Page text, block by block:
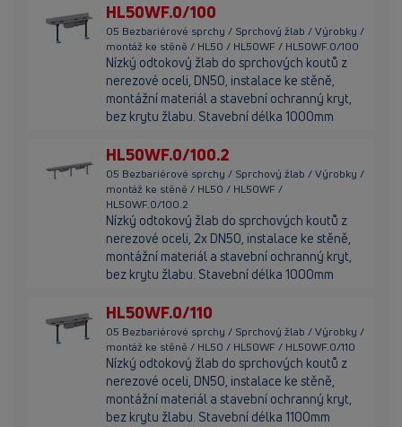
HL50WF.0/100
05 Bezbariérové sprchy / Sprchový žlab / Výrobky /
montáž ke stěně / HL50 / HL50WF / HL50WF.0/100
Nízký odtokový žlab do sprchových koutů z
nerezové oceli, DN50, instalace ke stěně,
montážní materiál a stavební ochranný kryt,
bez krytu žlabu. Stavební délka 1000mm
HL50WF.0/100.2
05 Bezbariérové sprchy / Sprchový žlab / Výrobky /
montáž ke stěně / HL50 / HL50WF /
HL50WF.0/100.2
Nízký odtokový žlab do sprchových koutů z
nerezové oceli, 2x DN50, instalace ke stěně,
montážní materiál a stavební ochranný kryt,
bez krytu žlabu. Stavební délka 1000mm
HL50WF.0/110
05 Bezbariérové sprchy / Sprchový žlab / Výrobky /
montáž ke stěně / HL50 / HL50WF / HL50WF.0/110
Nízký odtokový žlab do sprchových koutů z
nerezové oceli, DN50, instalace ke stěně,
montážní materiál a stavební ochranný kryt,
bez krytu žlabu. Stavební délka 1100mm